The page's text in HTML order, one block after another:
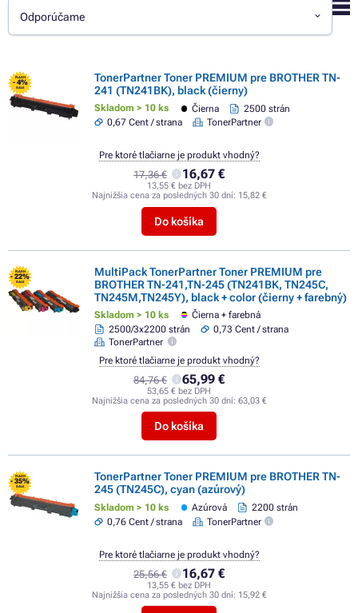
Odporúčame
FLASH
- 4%
SALE
TonerPartner Toner PREMIUM pre BROTHER TN-
241 (TN241BK), black (čierny)
Skladom > 10 ks Čierna
2500 strán
0,67 Cent / strana
TonerPartner
17,36 € 16,67 €
13,55 € bez DPH
Najnižšia cena za posledných 30 dní: 15,82 €
Do košíka
Pre ktoré tlačiarne je produkt vhodný?
FLASH
- 22%
SALE
MultiPack TonerPartner Toner PREMIUM pre
BROTHER TN-241,TN-245 (TN241BK, TN245C,
TN245M,TN245Y), black + color (čierny + farebný)
Skladom > 10 ks
Čierna + farebná
2500/3x2200 strán
0,73 Cent / strana
TonerPartner
84,76 € 65,99 €
53,65 € bez DPH
Najnižšia cena za posledných 30 dní: 63,03 €
Do košíka
Pre ktoré tlačiarne je produkt vhodný?
FLASH
- 35%
SALE
TonerPartner Toner PREMIUM pre BROTHER TN-
245 (TN245C), cyan (azúrový)
Skladom > 10 ks Azúrová
2200 strán
0,76 Cent / strana
TonerPartner
25,56 € 16,67 €
13,55 € bez DPH
Najnižšia cena za posledných 30 dní: 15,92 €
Pre ktoré tlačiarne je produkt vhodný?